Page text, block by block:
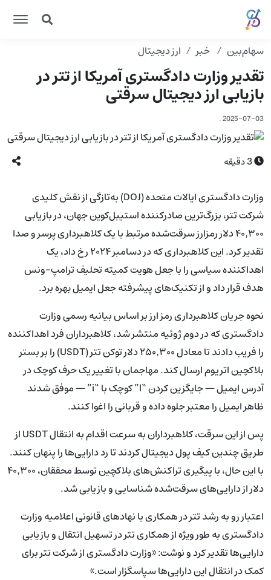
سهام‌بین خبر ارز دیجیتال
تقدیر وزارت دادگستری آمریکا از تتر در
بازیابی ارز دیجیتال سرقتی
2025-07-03
.
3دقیقه
وزارت دادگستری ایالات متحده (DOJ) به‌تازگی از نقش کلیدی
شرکت تتر، بزرگ‌ترین صادرکننده استیبل‌کوین جهان، در بازیابی
۴۰٬۳۰۰ دلار رمزارز سرقت‌شده مرتبط با یک کلاهبرداری پرسر و صدا
تقدیر کرد. این کلاهبرداری که در دسامبر ۲۰۲۴ رخ داد، یک
اهداکننده سیاسی را با جعل هویت کمیته تحلیف ترامپ-ونس
هدف قرار داد و از تکنیک‌های پیشرفته جعل ایمیل بهره برد.
نحوه جریان کلاهبرداری رمز ارز بر اساس بیانیه رسمی وزارت
دادگستری که در دوم ژوئیه منتشر شد، کلاهبرداران فرد اهداکننده
را فریب دادند تا معادل ۲۵۰٬۳۰۰ دلار توکن تتر (USDT) را بر بستر
بلاکچین اتریوم ارسال کند. مهاجمان با تغییر یک حرف کوچک در
آدرس ایمیل — جایگزین کردن “l” کوچک با “i” — موفق شدند
ظاهر ایمیل را معتبر جلوه داده و قربانی را اغوا کنند.
پس از این سرقت، کلاهبرداران به سرعت اقدام به انتقال USDT از
طریق چندین کیف پول دیجیتال کردند تا رد دارایی‌ها را پنهان کنند.
با این حال، با پیگیری تراکنش‌های بلاکچین توسط محققان، ۴۰٬۳۰۰
دلار از دارایی‌های سرقت‌شده شناسایی و بازیابی شد.
اعتبار رو به رشد تتر در همکاری با نهادهای قانونی اعلامیه وزارت
دادگستری به طور ویژه از همکاری تتر در تسهیل انتقال و بازیابی
دارایی‌ها تقدیر کرد و نوشت: «وزارت دادگستری از شرکت تتر برای
کمک در انتقال این دارایی‌ها سپاسگزار است.»